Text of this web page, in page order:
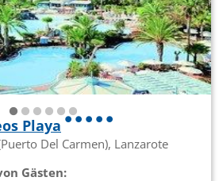
Playa
Del Carmen), Lanzarote
Gästen: